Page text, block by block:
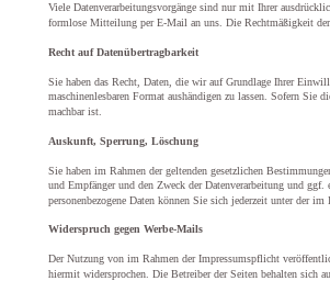
Viele Datenverarbeitungsvorgänge sind nur mit Ihrer
formlose Mitteilung per E-Mail an uns. Die Rechtmäßigkeit
Recht auf Datenübertragbarkeit
Sie haben das Recht, Daten, die wir auf Grundlage Ihrer
maschinenlesbaren Format aushändigen zu lassen. Sofern Sie
machbar ist.
Auskunft, Sperrung, Löschung
Sie haben im Rahmen der geltenden gesetzlichen
und Empfänger und den Zweck der Datenverarbeitung und
personenbezogene Daten können Sie sich jederzeit unter der im
Widerspruch gegen Werbe-Mails
Der Nutzung von im Rahmen der Impressumspflicht
hiermit widersprochen. Die Betreiber der Seiten behalten sich